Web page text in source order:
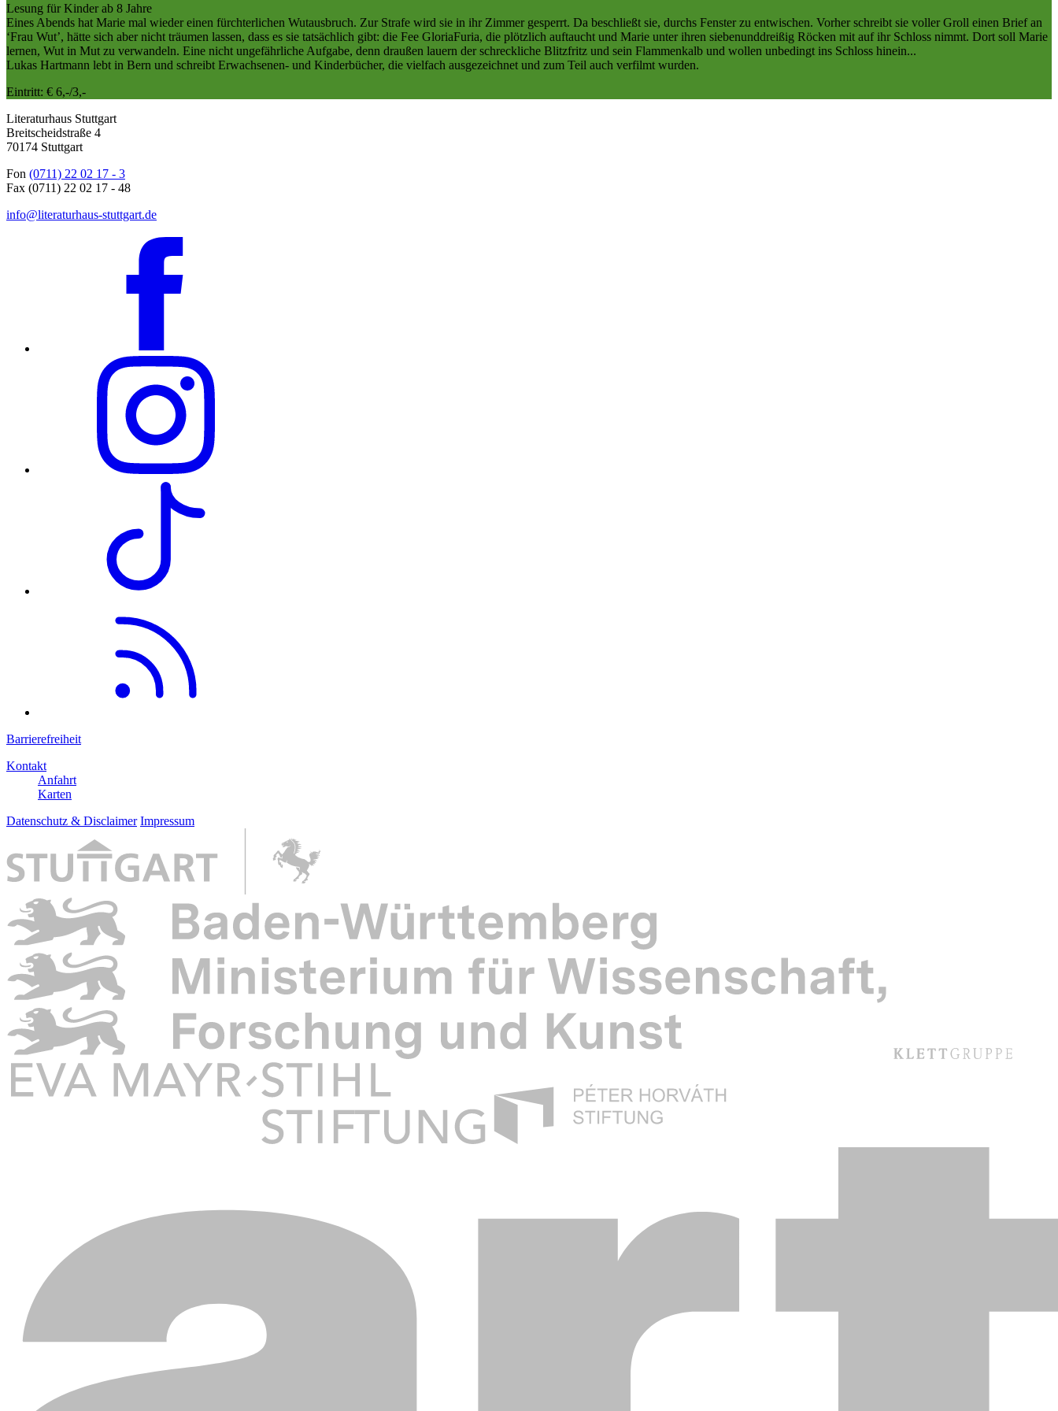
Lesung für Kinder ab 8 Jahre
Eines Abends hat Marie mal wieder einen fürchterlichen Wutausbruch. Zur Strafe wird sie in ihr Zimmer gesperrt. Da beschließt sie, durchs Fenster zu entwischen. Vorher schreibt sie voller Groll einen Brief an
‘Frau Wut’, hätte sich aber nicht träumen lassen, dass es sie tatsächlich gibt: die Fee GloriaFuria, die plötzlich auftaucht und Marie unter ihren siebenunddreißig Röcken mit auf ihr Schloss nimmt. Dort soll Marie
lernen, Wut in Mut zu verwandeln. Eine nicht ungefährliche Aufgabe, denn draußen lauern der schreckliche Blitzfritz und sein Flammenkalb und wollen unbedingt ins Schloss hinein...
Lukas Hartmann lebt in Bern und schreibt Erwachsenen- und Kinderbücher, die vielfach ausgezeichnet und zum Teil auch verfilmt wurden.
Eintritt: € 6,-/3,-
Literaturhaus Stuttgart
Breitscheidstraße 4
70174 Stuttgart
Fon (0711) 22 02 17 - 3
Fax (0711) 22 02 17 - 48
info@literaturhaus-stuttgart.de
Barrierefreiheit
Kontakt
Anfahrt
Karten
Datenschutz & Disclaimer Impressum